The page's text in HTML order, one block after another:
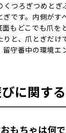
つろぎつめとぎ
です。内側がす
面もどこでも爪を
りと、爪とぎだけ
留守番中の環境エ
に関す
もちゃは何